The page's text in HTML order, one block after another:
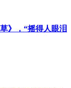
》，“摇得人眼泪